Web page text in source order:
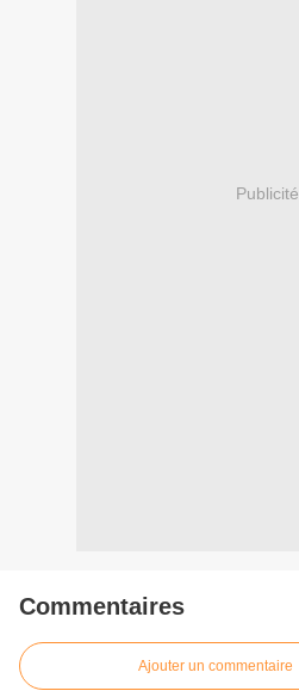
Publicité
Commentaires
Ajouter un commentaire